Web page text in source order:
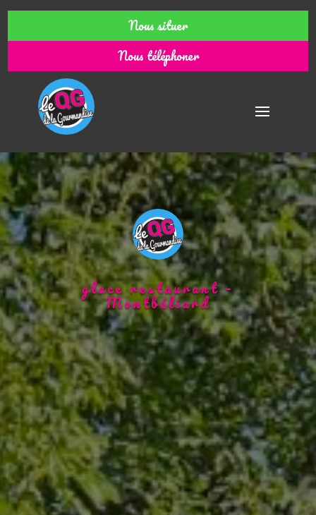
Nous situer
Nous téléphoner
glace restaurant –
Montbéliard